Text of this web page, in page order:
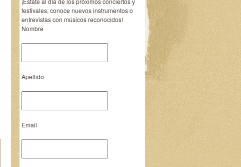
festivales, conoce nuevos instrumentos o
entrevistas con músicos reconocidos!
Nombre
Apellido
Email